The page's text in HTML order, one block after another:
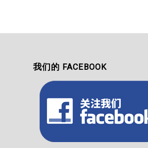
我们的 FACEBOOK